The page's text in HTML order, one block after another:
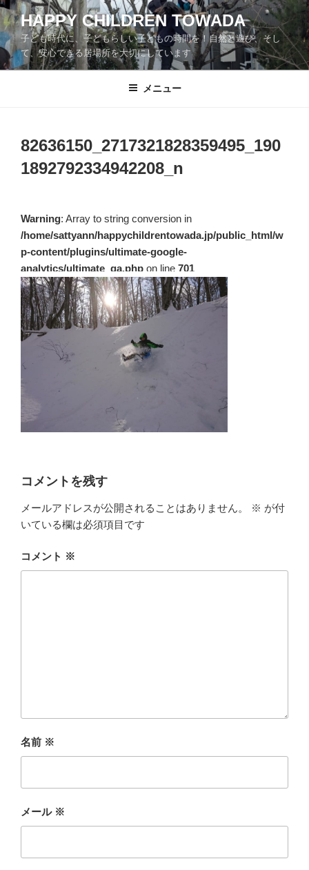
コ
ン
テ
ン
ツ
HAPPY CHILDREN TOWADA
子ども時代に、子どもらしい子どもの時間を！自然と遊び、そし
て、安心できる居場所を大切にしています
メニュー
82636150_2717321828359495_190
1892792334942208_n
Warning: Array to string conversion in
/home/sattyann/happychildrentowada.jp/public_html/w
p-content/plugins/ultimate-google-
analytics/ultimate_ga.php on line 701
コメントを残す
メールアドレスが公開されることはありません。 ※ が付
いている欄は必須項目です
コメント ※
名前 ※
メール ※